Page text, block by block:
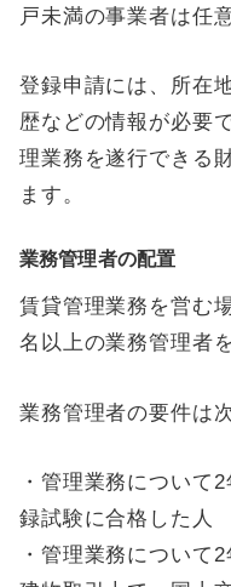
戸未満の事業者は任意
登録申請には、所在
歴などの情報が必要
理業務を遂行できる
ます。
業務管理者の配置
賃貸管理業務を営む
名以上の業務管理者
業務管理者の要件は
・管理業務について
録試験に合格した人
・管理業務について